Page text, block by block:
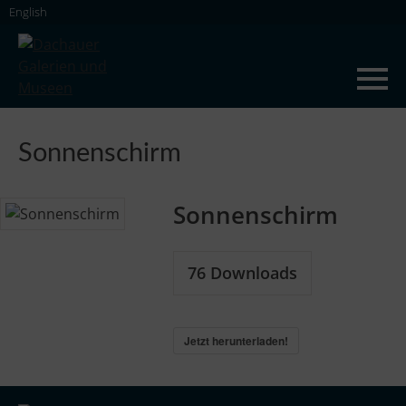
Skip
content
English
Sonnenschirm
Sonnenschirm
76 Downloads
Jetzt herunterladen!